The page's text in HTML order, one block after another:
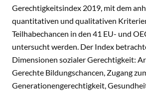
Gerechtigkeitsindex 2019, mit dem
quantitativen und qualitativen
Teilhabechancen in den 41 EU- und
untersucht werden. Der Index
Dimensionen sozialer Gerechtigkeit:
Gerechte Bildungschancen, Zugang
Generationengerechtigkeit,